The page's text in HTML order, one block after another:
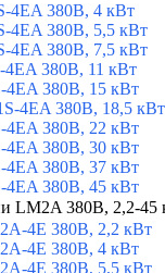
4EA 380В, 4 кВт
4EA 380В, 5,5 кВт
4EA 380В, 7,5 кВт
380В, 11 кВт
4EA 380В, 15 кВт
4EA 380В, 18,5 кВт
4EA 380В, 22 кВт
4EA 380В, 30 кВт
4EA 380В, 37 кВт
4EA 380В, 45 кВт
LM2A 380В, 2,2-45
4E 380В, 2,2 кВт
4E 380В, 4 кВт
4E 380В, 5,5 кВт